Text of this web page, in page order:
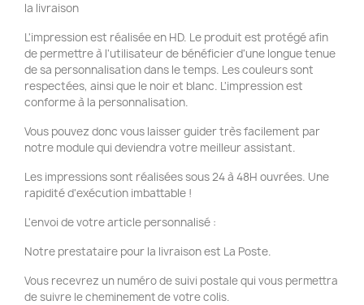
la livraison
L'impression est réalisée en HD. Le produit est protégé afin
de permettre à l'utilisateur de bénéficier d'une longue tenue
de sa personnalisation dans le temps. Les couleurs sont
respectées, ainsi que le noir et blanc. L'impression est
conforme à la personnalisation.
Vous pouvez donc vous laisser guider très facilement par
notre module qui deviendra votre meilleur assistant.
Les impressions sont réalisées sous 24 à 48H ouvrées. Une
rapidité d'exécution imbattable !
L'envoi de votre article personnalisé :
Notre prestataire pour la livraison est La Poste.
Vous recevrez un numéro de suivi postale qui vous permettra
de suivre le cheminement de votre colis.